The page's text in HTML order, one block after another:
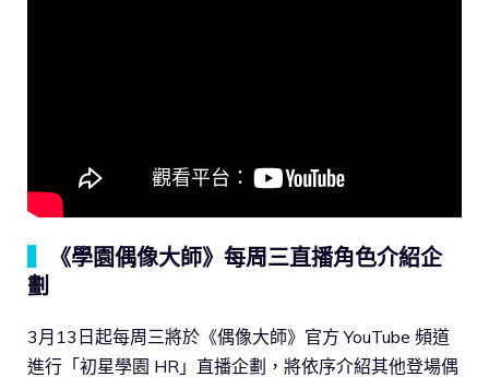
《學園偶像大師》每周三直播角色介紹企
劃
3月13日起每周三將於《偶像大師》官方 YouTube 頻道
進行「初星學園 HR」直播企劃，將依序介紹其他登場偶